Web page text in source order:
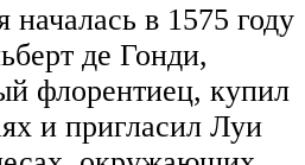
началась в 1575 году
де Гонди,
флорентиец, купил
и пригласил Луи